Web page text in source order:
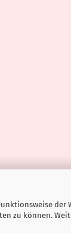
der
zu können.
mit